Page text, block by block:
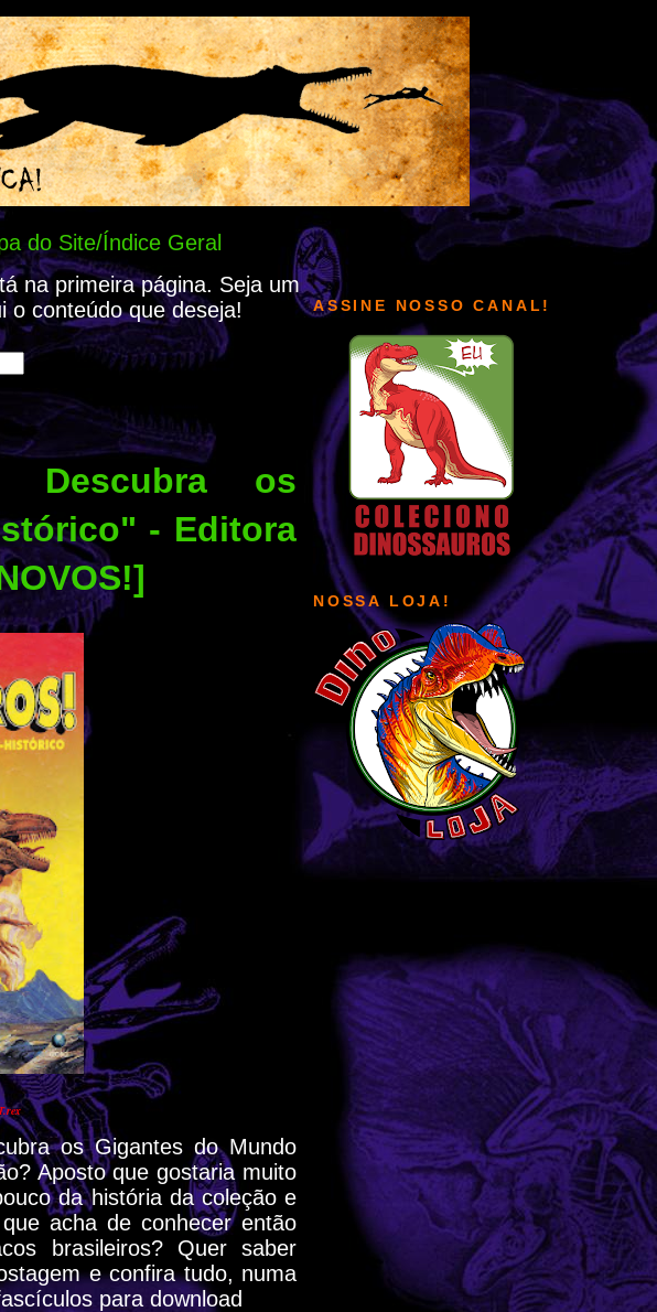
do Site/Índice Geral
na primeira página. Seja um
o conteúdo que deseja!
Descubra os
- Editora
os Gigantes do Mundo
Aposto que gostaria muito
da história da coleção e
acha de conhecer então
brasileiros? Quer saber
e confira tudo, numa
para download
ASSINE NOSSO CANAL!
NOSSA LOJA!